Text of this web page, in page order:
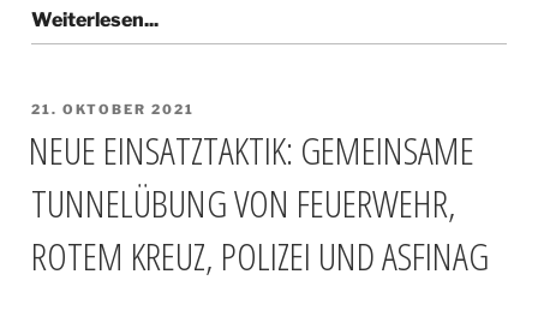
VERÖFFENTLICHT
21. OKTOBER 2021
NEUE EINSATZTAKTIK: GEMEINSAME
TUNNELÜBUNG VON FEUERWEHR,
ROTEM KREUZ, POLIZEI UND ASFINAG